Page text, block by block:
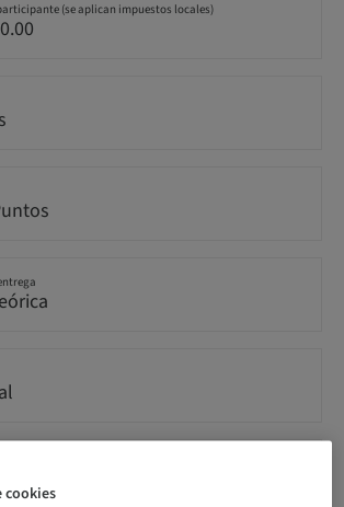
(se aplican impuestos locales)
cookies